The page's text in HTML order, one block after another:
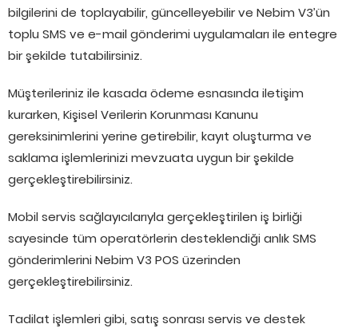
bilgilerini de toplayabilir, güncelleyebilir ve Nebim V3’ün
toplu SMS ve e-mail gönderimi uygulamaları ile entegre
bir şekilde tutabilirsiniz.
Müşterileriniz ile kasada ödeme esnasında iletişim
kurarken, Kişisel Verilerin Korunması Kanunu
gereksinimlerini yerine getirebilir, kayıt oluşturma ve
saklama işlemlerinizi mevzuata uygun bir şekilde
gerçekleştirebilirsiniz.
Mobil servis sağlayıcılarıyla gerçekleştirilen iş birliği
sayesinde tüm operatörlerin desteklendiği anlık SMS
gönderimlerini Nebim V3 POS üzerinden
gerçekleştirebilirsiniz.
Tadilat işlemleri gibi, satış sonrası servis ve destek